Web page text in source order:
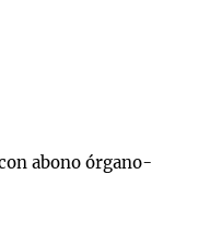
abono órgano-